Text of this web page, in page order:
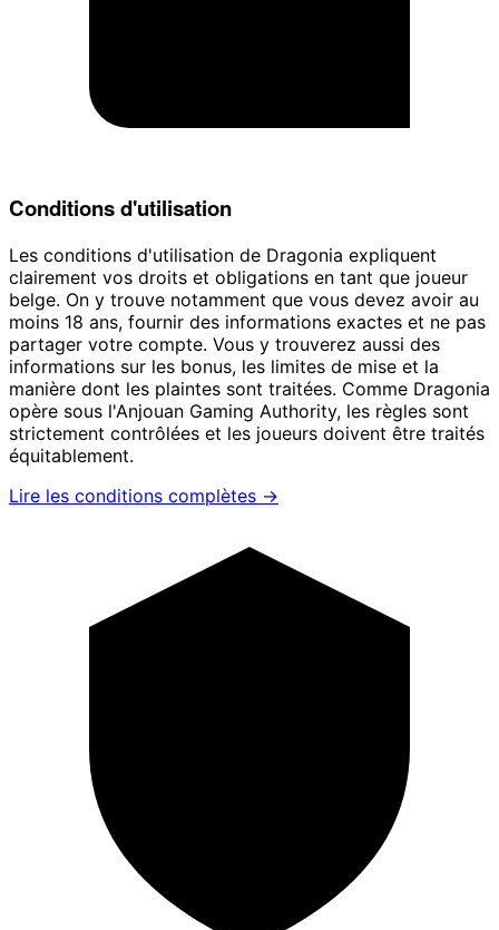
Conditions d'utilisation
Les conditions d'utilisation de Dragonia expliquent
clairement vos droits et obligations en tant que joueur
belge. On y trouve notamment que vous devez avoir au
moins 18 ans, fournir des informations exactes et ne pas
partager votre compte. Vous y trouverez aussi des
informations sur les bonus, les limites de mise et la
manière dont les plaintes sont traitées. Comme Dragonia
opère sous l'Anjouan Gaming Authority, les règles sont
strictement contrôlées et les joueurs doivent être traités
équitablement.
Lire les conditions complètes →